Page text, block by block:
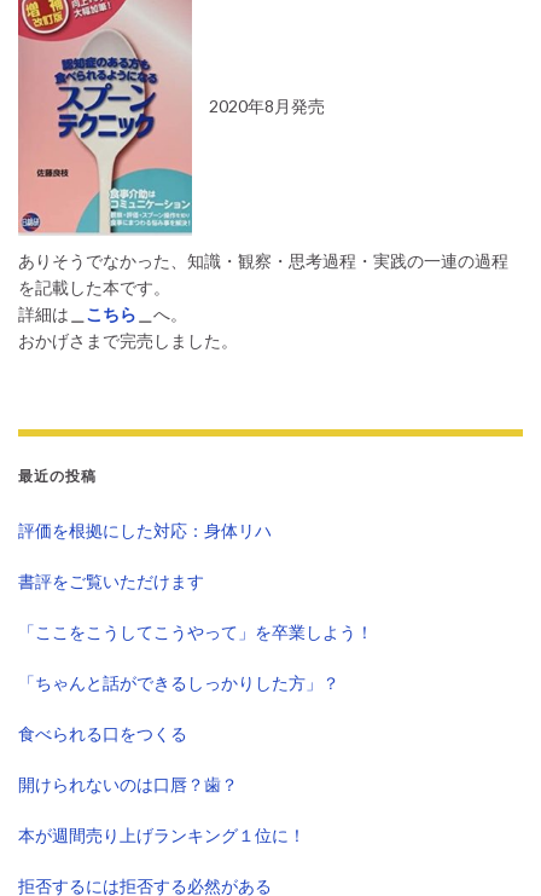
2020年8月発売
ありそうでなかった、知識・観察・思考過程・実践の一連の過程
を記載した本です。
詳細は
こちら
へ。
おかげさまで完売しました。
最近の投稿
評価を根拠にした対応：身体リハ
書評をご覧いただけます
「ここをこうしてこうやって」を卒業しよう！
「ちゃんと話ができるしっかりした方」？
食べられる口をつくる
開けられないのは口唇？歯？
本が週間売り上げランキング１位に！
拒否するには拒否する必然がある